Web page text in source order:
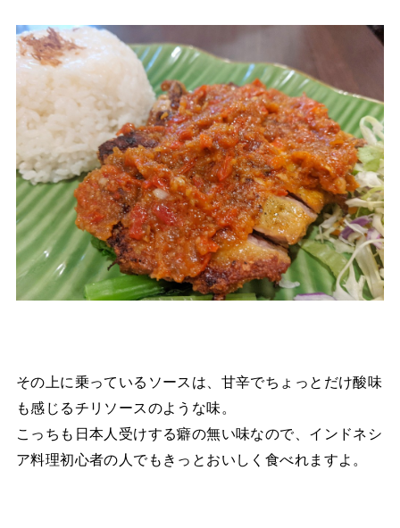
その上に乗っているソースは、甘辛でちょっとだけ酸味
も感じるチリソースのような味。
こっちも日本人受けする癖の無い味なので、インドネシ
ア料理初心者の人でもきっとおいしく食べれますよ。